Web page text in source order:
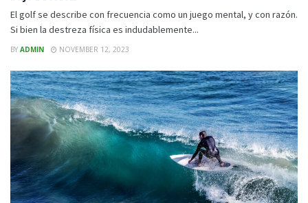
El golf se describe con frecuencia como un juego mental, y con razón.
Si bien la destreza física es indudablemente...
BY ADMIN NOVEMBER 12, 2023